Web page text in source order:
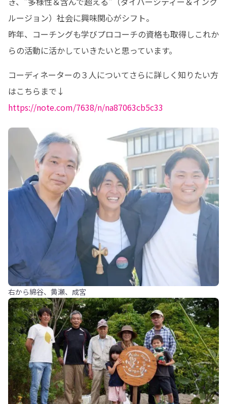
ルージョン）社会に興味関心がシフト。
昨年、コーチングも学びプロコーチの資格も取得しこれか
らの活動に活かしていきたいと思っています。
コーディネーターの３人についてさらに詳しく知りたい方
https://note.com/7638/n/na87063cb5c33
右から綿谷、黄瀬、成宮